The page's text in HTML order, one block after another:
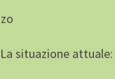
situazione